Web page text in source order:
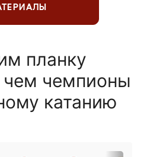
планку
чем чемпионы
катанию